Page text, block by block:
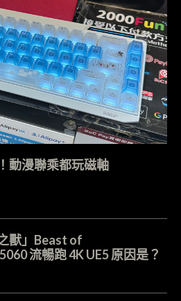
動漫聯乘都玩磁軸
獸」Beast of
流暢跑 4K UE5 原因是？